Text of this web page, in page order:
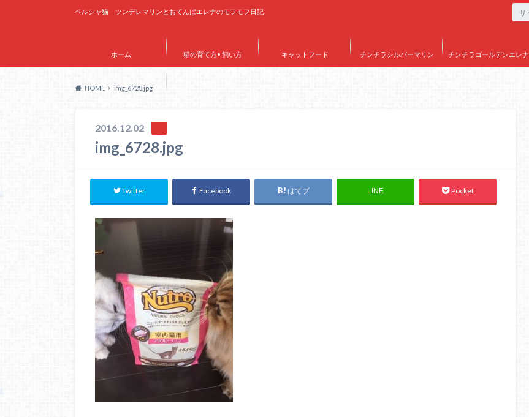
ペルシャ猫 ツンデレマリンとおてんばエレナのモフモフ日記
ホーム 猫の育て方• 飼い方 キャットフード チンチラシルバーマリン チンチラゴールデンエレナ
サイトマップ
HOME img_6728.jpg
2016.12.02
img_6728.jpg
Twitter Facebook はてブ LINE Pocket